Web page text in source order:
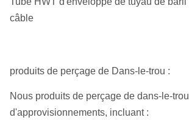
câble
produits de perçage de Dans-le-trou :
Nous produits de perçage de dans-le-trou
d'approvisionnements, incluant :